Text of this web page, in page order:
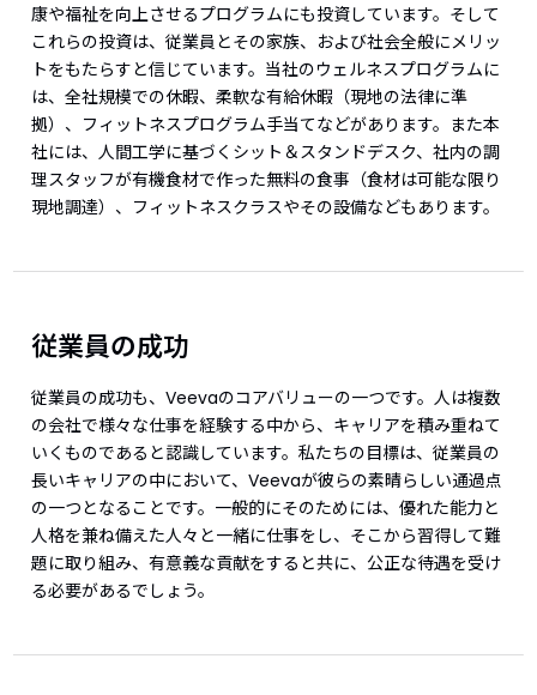
康や福祉を向上させるプログラムにも投資しています。そして
これらの投資は、従業員とその家族、および社会全般にメリッ
トをもたらすと信じています。当社のウェルネスプログラムに
は、全社規模での休暇、柔軟な有給休暇（現地の法律に準
拠）、フィットネスプログラム手当てなどがあります。また本
社には、人間工学に基づくシット＆スタンドデスク、社内の調
理スタッフが有機食材で作った無料の食事（食材は可能な限り
現地調達）、フィットネスクラスやその設備などもあります。
従業員の成功
従業員の成功も、Veevaのコアバリューの一つです。人は複数
の会社で様々な仕事を経験する中から、キャリアを積み重ねて
いくものであると認識しています。私たちの目標は、従業員の
長いキャリアの中において、Veevaが彼らの素晴らしい通過点
の一つとなることです。一般的にそのためには、優れた能力と
人格を兼ね備えた人々と一緒に仕事をし、そこから習得して難
題に取り組み、有意義な貢献をすると共に、公正な待遇を受け
る必要があるでしょう。